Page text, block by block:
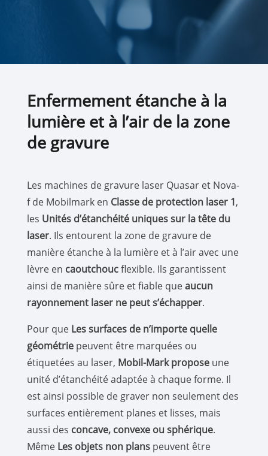
Enfermement étanche à la
lumière et à l’air de la zone
de gravure
Les machines de gravure laser Quasar et Nova-
f de Mobilmark en Classe de protection laser 1,
les Unités d’étanchéité uniques sur la tête du
laser. Ils entourent la zone de gravure de
manière étanche à la lumière et à l’air avec une
lèvre en caoutchoucflexible. Ils garantissent
ainsi de manière sûre et fiable queaucun
rayonnement laser ne peut s’échapper.
Pour que Les surfaces de n’importe quelle
géométriepeuvent être marquées ou
étiquetées au laser, Mobil-Mark proposeune
unité d’étanchéité adaptée à chaque forme. Il
est ainsi possible de graver non seulement des
surfaces entièrement planes et lisses, mais
aussi des concave, convexe ou sphérique.
Même Les objets non planspeuvent être